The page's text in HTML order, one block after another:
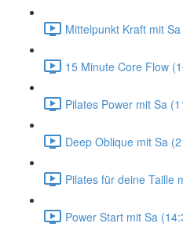
Mittelpunkt Kraft mit
15 Minute Core Flow
Pilates Power mit Sa
Deep Oblique mit Sa
Pilates für deine Taille
Power Start mit Sa